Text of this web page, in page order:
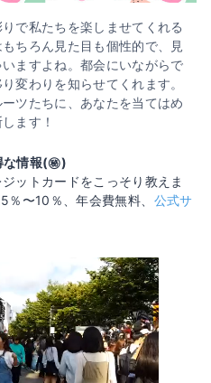
で私たちを楽しませてくれる
ちろん見た目も個性的で、見
ますよね。都会にいながらで
変わりを知らせてくれます。
ツたちに、あなたを当てはめ
ます！
情報(㊙️)
ットカードをこっそり教えま
％〜10％、年会費無料、 公式サ